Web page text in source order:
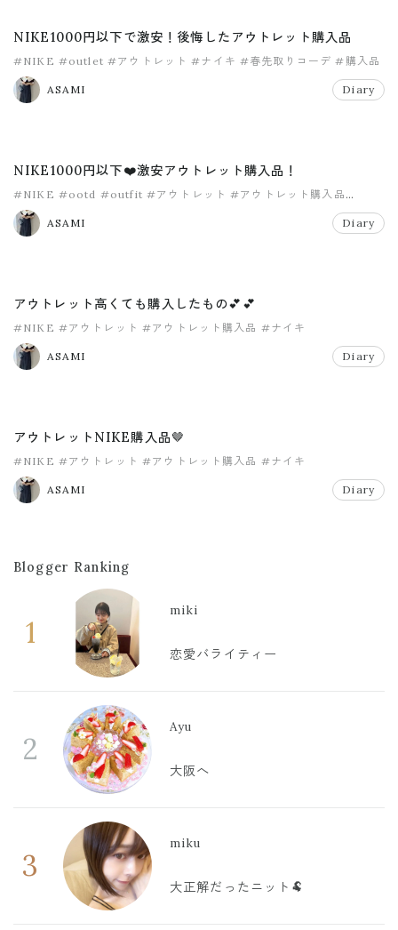
NIKE1000円以下で激安！後悔したアウトレット購入品
#NIKE #outlet #アウトレット #ナイキ #春先取りコーデ #購入品
ASAMI Diary
NIKE1000円以下❤️激安アウトレット購入品！
#NIKE #ootd #outfit #アウトレット #アウトレット購入品
#ナイキ
ASAMI
Diary
アウトレット高くても購入したもの💕💕
#NIKE #アウトレット #アウトレット購入品 #ナイキ
ASAMI Diary
アウトレットNIKE購入品🤎
#NIKE #アウトレット #アウトレット購入品 #ナイキ
ASAMI Diary
Blogger Ranking
1
miki
恋愛バライティー
2
Ayu
大阪へ
3
miku
大正解だったニット🐏